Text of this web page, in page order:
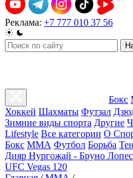
Реклама: +7 777 010 37 56
Бокс
Хоккей Шахматы Футзал
Зимние виды спорта Другие
Lifestyle Все категории О
Бокс ММА Футбол Борьба
Дияр Нургожай - Бруно
UFC Vegas 120